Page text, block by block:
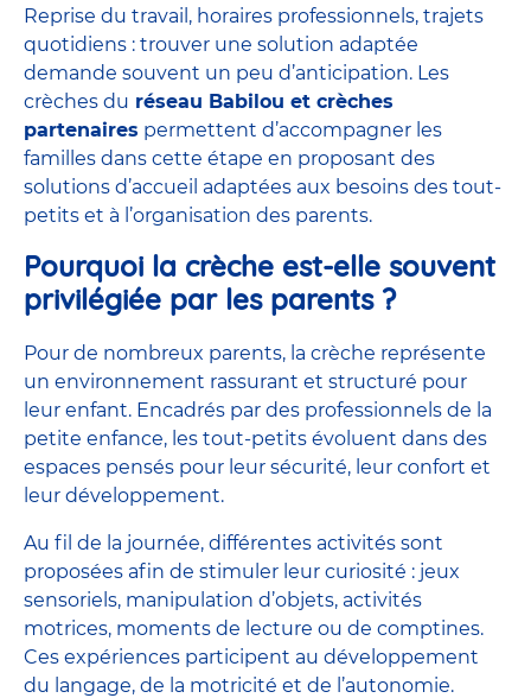
Reprise du travail, horaires professionnels, trajets
quotidiens : trouver une solution adaptée
demande souvent un peu d’anticipation. Les
crèches du réseau Babilou et crèches
partenaires permettent d’accompagner les
familles dans cette étape en proposant des
solutions d’accueil adaptées aux besoins des tout-
petits et à l’organisation des parents.
Pourquoi la crèche est-elle souvent
privilégiée par les parents ?
Pour de nombreux parents, la crèche représente
un environnement rassurant et structuré pour
leur enfant. Encadrés par des professionnels de la
petite enfance, les tout-petits évoluent dans des
espaces pensés pour leur sécurité, leur confort et
leur développement.
Au fil de la journée, différentes activités sont
proposées afin de stimuler leur curiosité : jeux
sensoriels, manipulation d’objets, activités
motrices, moments de lecture ou de comptines.
Ces expériences participent au développement
du langage, de la motricité et de l’autonomie.